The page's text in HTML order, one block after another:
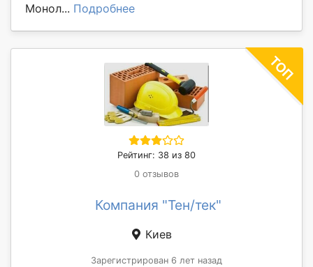
Монол... Подробнее
Рейтинг: 38 из 80
0 отзывов
Компания "Тен/тек"
Киев
Зарегистрирован 6 лет назад